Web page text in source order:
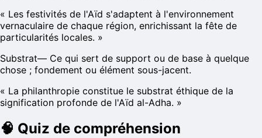
« Les festivités de l'Aïd s'adaptent à l'environnement
vernaculaire de chaque région, enrichissant la fête de
particularités locales. »
Substrat— Ce qui sert de support ou de base à quelque
chose ; fondement ou élément sous-jacent.
« La philanthropie constitue le substrat éthique de la
signification profonde de l'Aïd al-Adha. »
🧠 Quiz de compréhension